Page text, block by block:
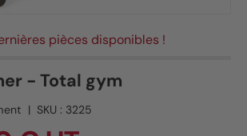
pièces disponibles !
- Total gym
| SKU : 3225